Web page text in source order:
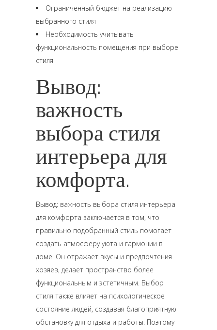
Ограниченный бюджет на реализацию
выбранного стиля
Необходимость учитывать
функциональность помещения при выборе
стиля
Вывод:
важность
выбора стиля
интерьера для
комфорта.
Вывод: важность выбора стиля интерьера
для комфорта заключается в том, что
правильно подобранный стиль помогает
создать атмосферу уюта и гармонии в
доме. Он отражает вкусы и предпочтения
хозяев, делает пространство более
функциональным и эстетичным. Выбор
стиля также влияет на психологическое
состояние людей, создавая благоприятную
обстановку для отдыха и работы. Поэтому